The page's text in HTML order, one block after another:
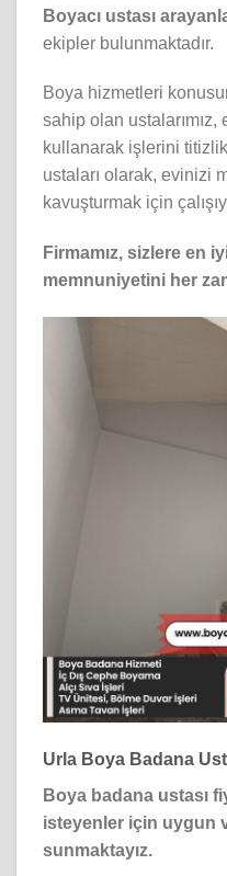
Boyacı ustası
ekipler bulunmaktadır.
Boya hizmetleri
sahip olan
kullanarak işlerini
ustaları olarak, evinizi
kavuşturmak için
Firmamız, sizlere en
memnuniyetini her
Urla Boya Badana
Boya badana ustası
isteyenler için uygun
sunmaktayız.